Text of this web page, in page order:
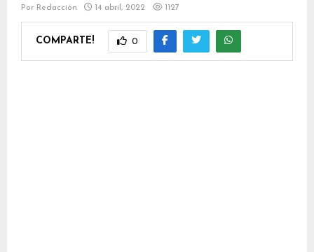
Por Redacción 14 abril, 2022 1127
COMPARTE! 0